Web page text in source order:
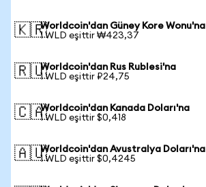
🇰🇷Worldcoin'dan Güney Kore Wonu'na
1 WLD eşittir ₩423,37
🇷🇺Worldcoin'dan Rus Rublesi'na
1 WLD eşittir ₽24,75
🇨🇦Worldcoin'dan Kanada Doları'na
1 WLD eşittir $0,418
🇦🇺Worldcoin'dan Avustralya Doları'na
1 WLD eşittir $0,4245